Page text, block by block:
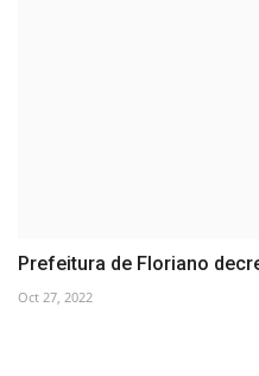
Prefeitura de Floriano
Oct 27, 2022